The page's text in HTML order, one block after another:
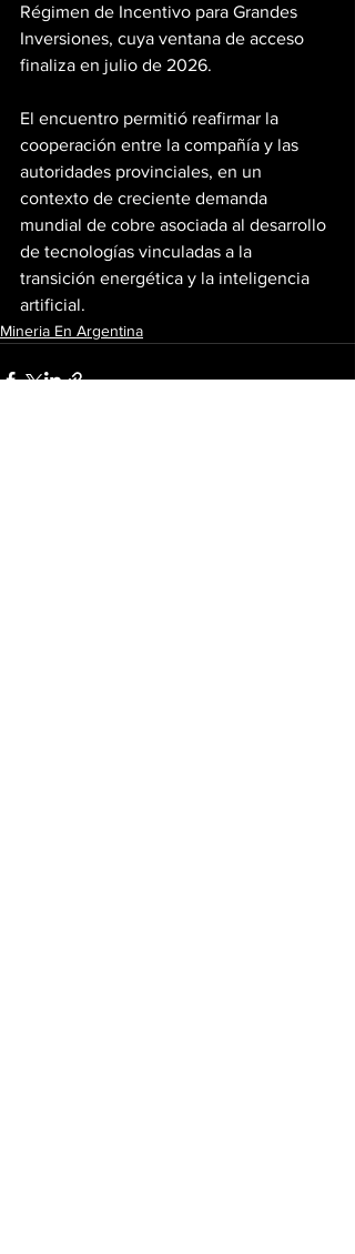
Régimen de Incentivo para Grandes
Inversiones, cuya ventana de acceso
finaliza en julio de 2026.
El encuentro permitió reafirmar la
cooperación entre la compañía y las
autoridades provinciales, en un
contexto de creciente demanda
mundial de cobre asociada al desarrollo
de tecnologías vinculadas a la
transición energética y la inteligencia
artificial.
Mineria En Argentina